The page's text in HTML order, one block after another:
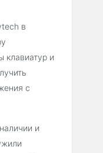
в
клавиатур и
с
и